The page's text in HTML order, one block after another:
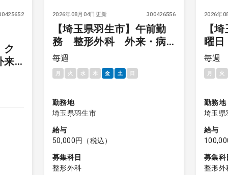
ク
来
2026年08月04日更新 300426556
【埼玉県羽生市】午前勤
務 整形外科 外来・病
棟他
毎週
月 火 水 木 金 土 日
勤務地
埼玉県羽生市
給与
50,000円（税込）
募集科目
整形外科
2026年
【
曜
病棟
毎週
月 火
勤務地
埼玉県
給与
募集科
整形外